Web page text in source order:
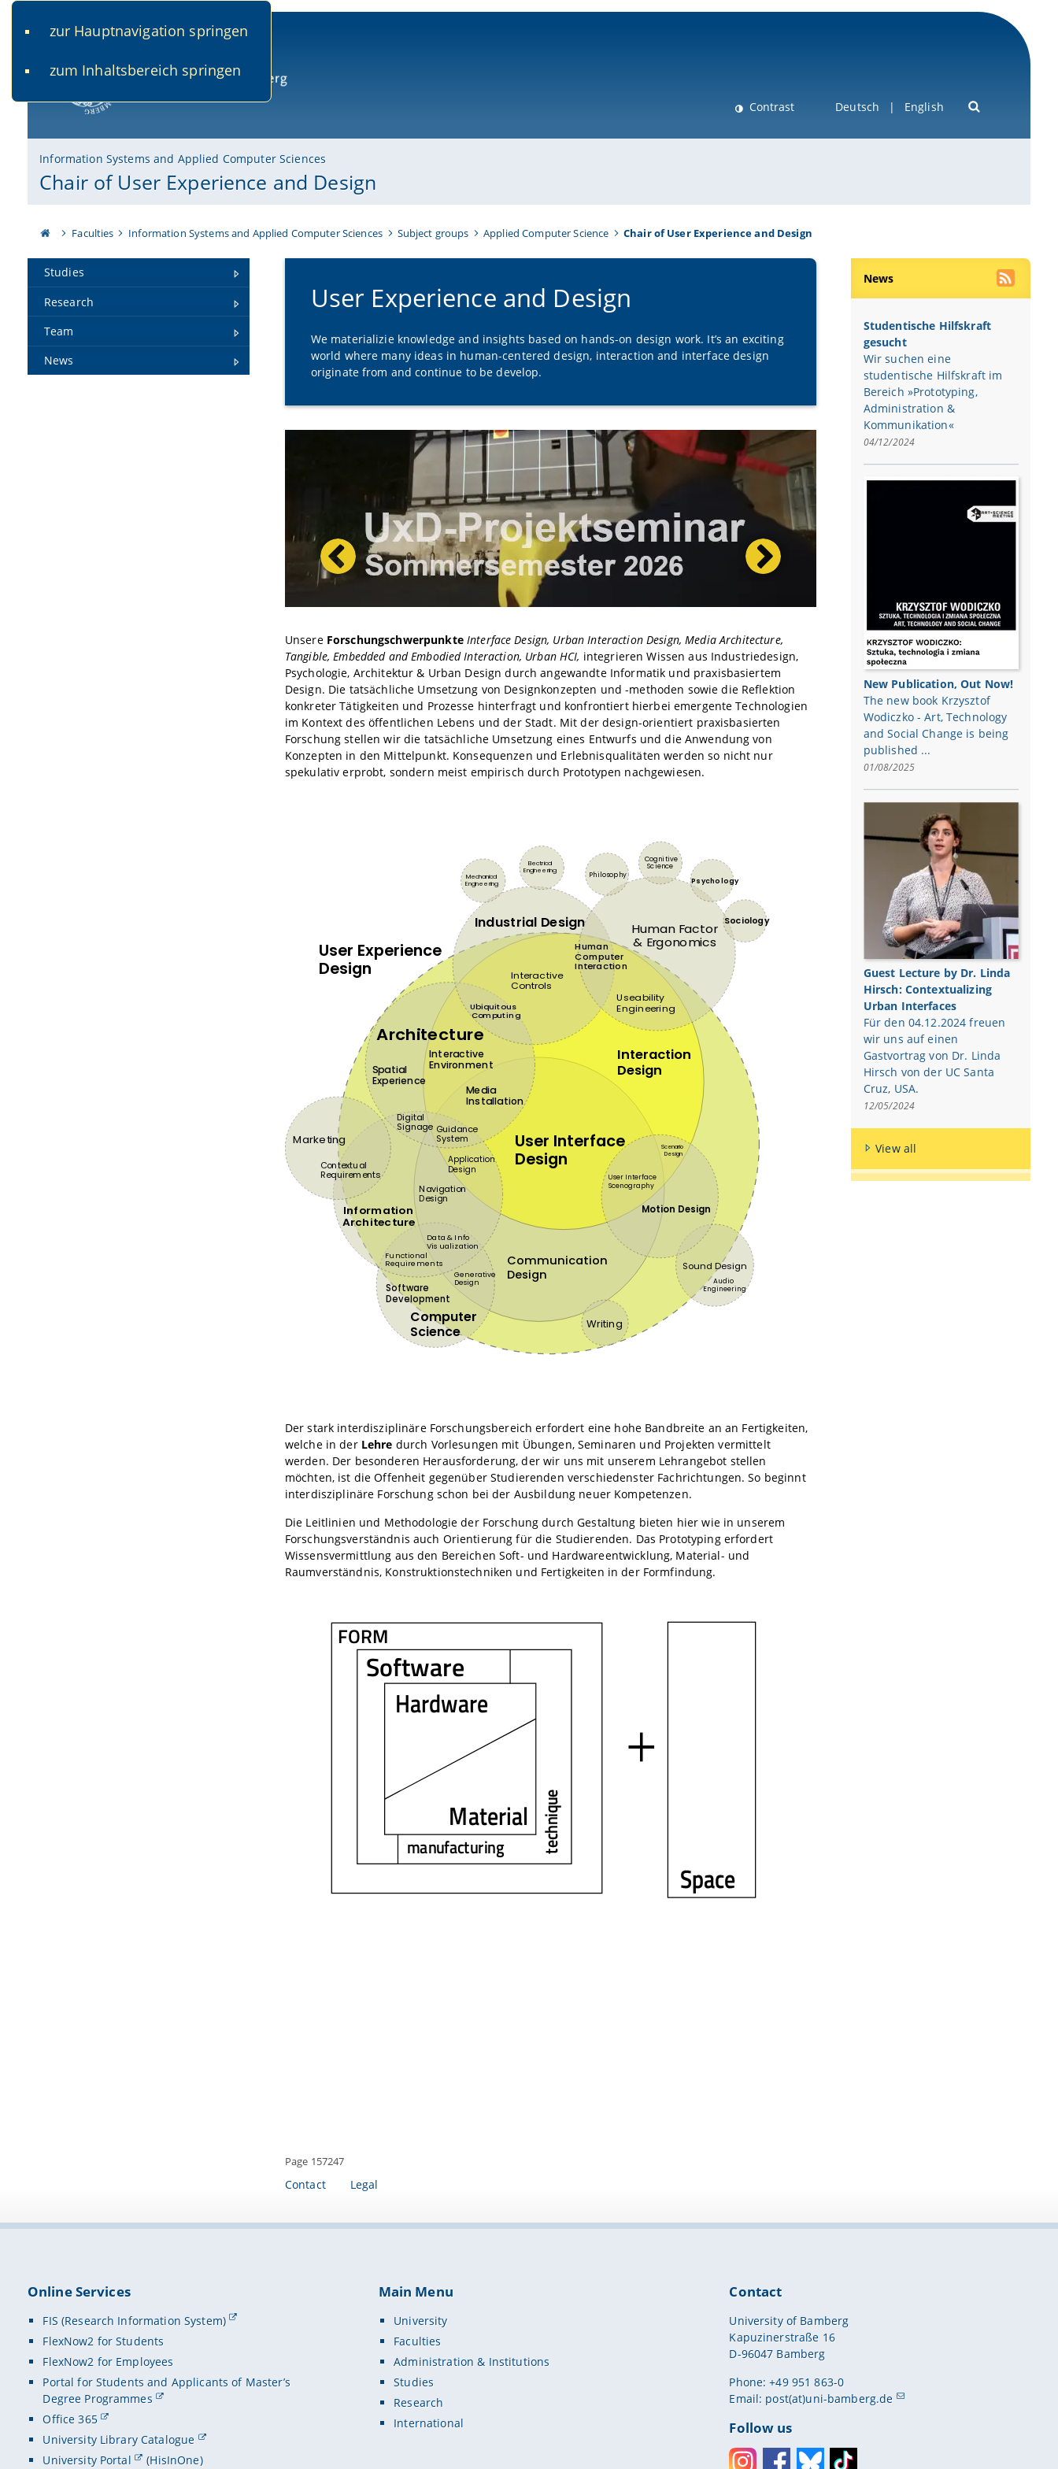
zur Hauptnavigation springen
zum Inhaltsbereich springen
Contrast Deutsch English
Information Systems and Applied Computer Sciences
Chair of User Experience and Design
Faculties Information Systems and Applied Computer Sciences Subject groups Applied Computer Science Chair of User Experience and Design
Studies
Research
Team
News
User Experience and Design
We materializie knowledge and insights based on hands-on design work. It’s an exciting
world where many ideas in human-centered design, interaction and interface design
originate from and continue to be develop.
Unsere Forschungschwerpunkte Interface Design, UrbanInteraction Design,Media Architecture,
Tangible, Embedded and Embodied Interaction, Urban HCI, integrieren Wissen aus Industriedesign,
Psychologie, Architektur & Urban Design durch angewandte Informatik und praxisbasiertem
Design. Die tatsächliche Umsetzung von Designkonzepten und -methoden sowie die Reflektion
konkreter Tätigkeiten und Prozesse hinterfragt und konfrontiert hierbei emergente Technologien
im Kontext des öffentlichen Lebens und der Stadt. Mit der design-orientiert praxisbasierten
Forschung stellen wir die tatsächliche Umsetzung eines Entwurfs und die Anwendung von
Konzepten in den Mittelpunkt. Konsequenzen und Erlebnisqualitäten werden so nicht nur
spekulativ erprobt, sondern meist empirisch durch Prototypen nachgewiesen.
Der stark interdisziplinäre Forschungsbereich erfordert eine hohe Bandbreite an an Fertigkeiten,
welche in der Lehre durch Vorlesungen mit Übungen, Seminaren und Projekten vermittelt
werden. Der besonderen Herausforderung, der wir uns mit unserem Lehrangebot stellen
möchten, ist die Offenheit gegenüber Studierenden verschiedenster Fachrichtungen. So beginnt
interdisziplinäre Forschung schon bei der Ausbildung neuer Kompetenzen.
Die Leitlinien und Methodologie der Forschung durch Gestaltung bieten hier wie in unserem
Forschungsverständnis auch Orientierung für die Studierenden. Das Prototyping erfordert
Wissensvermittlung aus den Bereichen Soft- und Hardwareentwicklung, Material- und
Raumverständnis, Konstruktionstechniken und Fertigkeiten in der Formfindung.
News
Studentische Hilfskraft
gesucht
Wir suchen eine
studentische Hilfskraft im
Bereich »Prototyping,
Administration &
Kommunikation«
04/12/2024
New Publication, Out Now!
The new book Krzysztof
Wodiczko - Art, Technology
and Social Change is being
published ...
01/08/2025
Guest Lecture by Dr. Linda
Hirsch: Contextualizing
Urban Interfaces
Für den 04.12.2024 freuen
wir uns auf einen
Gastvortrag von Dr. Linda
Hirsch von der UC Santa
Cruz, USA.
12/05/2024
View all
Page 157247
Contact Legal
Online Services
FIS (Research Information System)
FlexNow2 for Students
FlexNow2 for Employees
Portal for Students and Applicants of Master’s
Degree Programmes
Office 365
University Library Catalogue
University Portal
(HisInOne)
Main Menu
University
Faculties
Administration & Institutions
Studies
Research
International
Contact
University of Bamberg
Kapuzinerstraße 16
D-96047 Bamberg
Phone: +49 951 863-0
Email: post(at)uni-bamberg.de
Follow us